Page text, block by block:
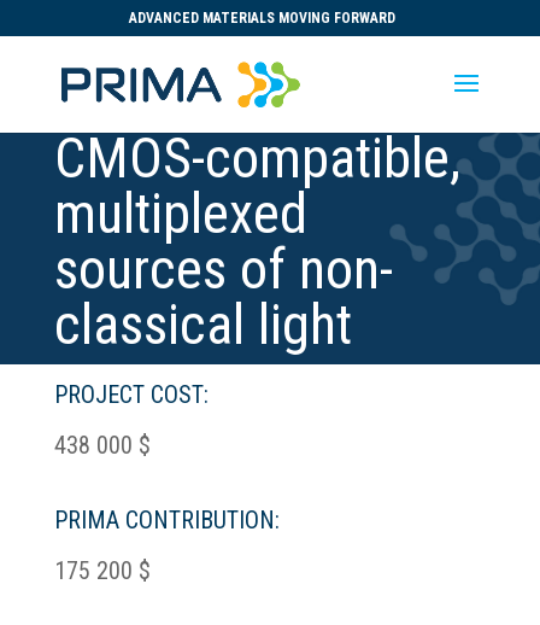
ADVANCED MATERIALS MOVING FORWARD
CMOS-compatible,
multiplexed
sources of non-
classical light
PROJECT COST:
438 000 $
PRIMA CONTRIBUTION:
175 200 $